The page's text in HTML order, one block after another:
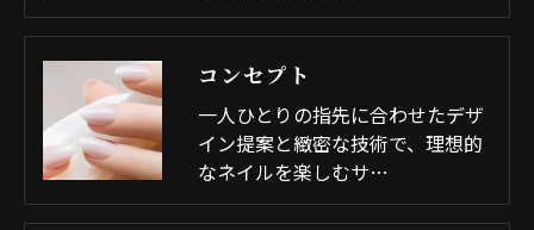
コンセプト
一人ひとりの指先に合わせたデザ
イン提案と緻密な技術で、理想的
なネイルを楽しむサ…